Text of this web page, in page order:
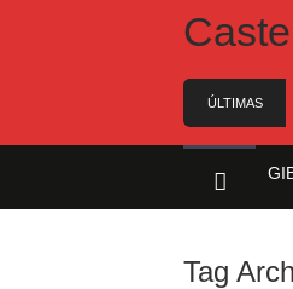
ÚLTIMAS
NOTICIAS
Tag